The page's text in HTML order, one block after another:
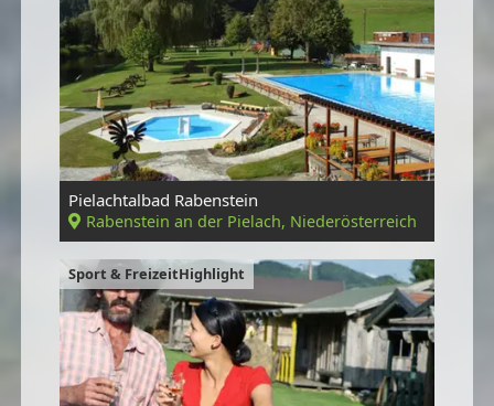
Pielachtalbad Rabenstein
Rabenstein an der Pielach, Niederösterreich
Sport & FreizeitHighlight